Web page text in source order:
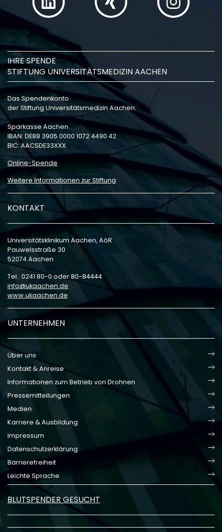
IHRE SPENDE
STIFTUNG UNIVERSITÄTSMEDIZIN AACHEN
Das Spendenkonto
der Stiftung Universitätsmedizin Aachen:
Sparkasse Aachen
IBAN: DE88 3905 0000 1072 4490 42
BIC: AACSDE33XXX
Online-Spende
Weitere Informationen zur Stiftung
KONTAKT
Universitätsklinikum Aachen, AöR
Pauwelsstraße 30
52074 Aachen
Tel.: 0241 80-0 oder 80-84444
info
ukaachen de
www.ukaachen.de
UNTERNEHMEN
Über uns
Kontakt & Anreise
Informationen zum Betrieb von Drohnen
Pressemitteilungen
Medien
Karriere & Ausbildung
Impressum
Datenschutzerklärung
Barrierefreiheit
Leichte Sprache
BLUTSPENDER GESUCHT